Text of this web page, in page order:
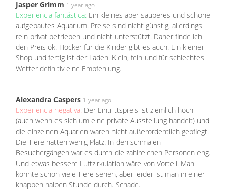
Jasper Grimm 1 year ago
Experiencia fantástica: Ein kleines aber sauberes und schöne
aufgebautes Aquarium. Preise sind nicht günstig, allerdings
rein privat betrieben und nicht unterstützt. Daher finde ich
den Preis ok. Hocker für die Kinder gibt es auch. Ein kleiner
Shop und fertig ist der Laden. Klein, fein und für schlechtes
Wetter definitiv eine Empfehlung.
Alexandra Caspers 1 year ago
Experiencia negativa: Der Eintrittspreis ist ziemlich hoch
(auch wenn es sich um eine private Ausstellung handelt) und
die einzelnen Aquarien waren nicht außerordentlich gepflegt.
Die Tiere hatten wenig Platz. In den schmalen
Besuchergängen war es durch die zahlreichen Personen eng.
Und etwas bessere Luftzirkulation wäre von Vorteil. Man
konnte schon viele Tiere sehen, aber leider ist man in einer
knappen halben Stunde durch. Schade.